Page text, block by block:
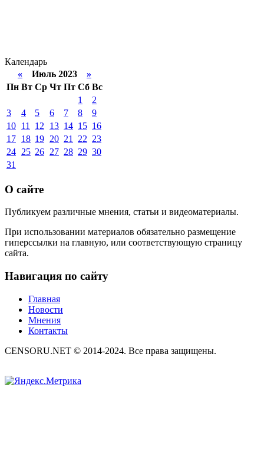
Календарь
« Июль 2023 »
Пн Вт Ср Чт Пт Сб Вс
1
2
3
4 5 6 7 8
9
10 11 12 13 14 15 16
17 18 19 20 21 22 23
24 25 26 27 28 29 30
31
О сайте
Публикуем различные мнения, статьи и видеоматериалы.
При использовании материалов обязательно размещение
гиперссылки на главную, или соответствующую страницу
сайта.
Навигация по сайту
Главная
Новости
Мнения
Контакты
CENSORU.NET © 2014-2024. Все права защищены.